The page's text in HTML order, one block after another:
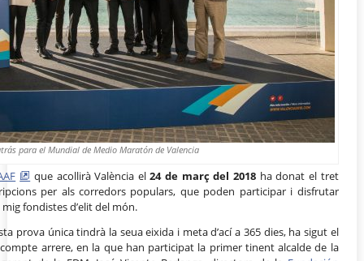
para el Mundial de Medio Maratón de Valencia
que acollirà València el24 de març del 2018 ha donat el tret
per als corredors populars, que poden participar i disfrutar
fondistes d’elit del món.
prova única tindrà la seua eixida i meta d’ací a 365 dies, ha sigut el
arrere, en la que han participat la primer tinent alcalde de la